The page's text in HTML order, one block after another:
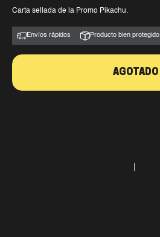
Carta sellada de la Promo Pikachu.
Envíos rápidos Producto bien protegido
AGOTADO